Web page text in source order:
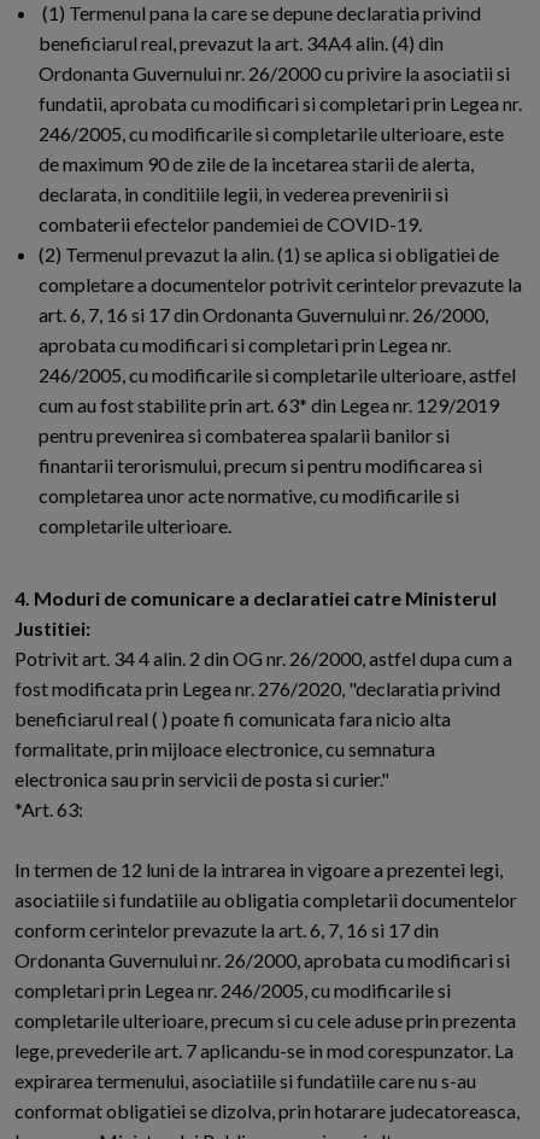
(1) Termenul pana la care se depune declaratia privind
beneficiarul real, prevazut la art. 34A4 alin. (4) din
Ordonanta Guvernului nr. 26/2000 cu privire la asociatii si
fundatii, aprobata cu modificari si completari prin Legea nr.
246/2005, cu modificarile si completarile ulterioare, este
de maximum 90 de zile de la incetarea starii de alerta,
declarata, in conditiile legii, in vederea prevenirii si
combaterii efectelor pandemiei de COVID-19.
(2) Termenul prevazut la alin. (1) se aplica si obligatiei de
completare a documentelor potrivit cerintelor prevazute la
art. 6, 7, 16 si 17 din Ordonanta Guvernului nr. 26/2000,
aprobata cu modificari si completari prin Legea nr.
246/2005, cu modificarile si completarile ulterioare, astfel
cum au fost stabilite prin art. 63* din Legea nr. 129/2019
pentru prevenirea si combaterea spalarii banilor si
finantarii terorismului, precum si pentru modificarea si
completarea unor acte normative, cu modificarile si
completarile ulterioare.
4. Moduri de comunicare a declaratiei catre Ministerul
Justitiei:
Potrivit art. 34 4 alin. 2 din OG nr. 26/2000, astfel dupa cum a
fost modificata prin Legea nr. 276/2020, "declaratia privind
beneficiarul real ( ) poate fi comunicata fara nicio alta
formalitate, prin mijloace electronice, cu semnatura
electronica sau prin servicii de posta si curier."
*Art. 63:
In termen de 12 luni de la intrarea in vigoare a prezentei legi,
asociatiile si fundatiile au obligatia completarii documentelor
conform cerintelor prevazute la art. 6, 7, 16 si 17 din
Ordonanta Guvernului nr. 26/2000, aprobata cu modificari si
completari prin Legea nr. 246/2005, cu modificarile si
completarile ulterioare, precum si cu cele aduse prin prezenta
lege, prevederile art. 7 aplicandu-se in mod corespunzator. La
expirarea termenului, asociatiile si fundatiile care nu s-au
conformat obligatiei se dizolva, prin hotarare judecatoreasca,